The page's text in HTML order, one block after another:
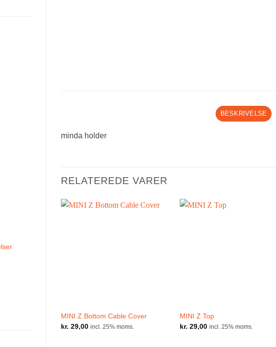
BESKRIVELSE
minda holder
RELATEREDE VARER
MINI Z Bottom Cable Cover
kr. 29,00 incl. 25% moms.
MINI Z Top
kr. 29,00 incl. 25% moms.